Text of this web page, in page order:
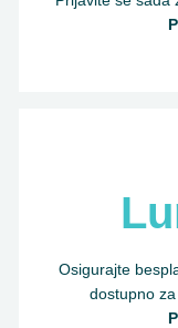
Osigurajte
dostupno